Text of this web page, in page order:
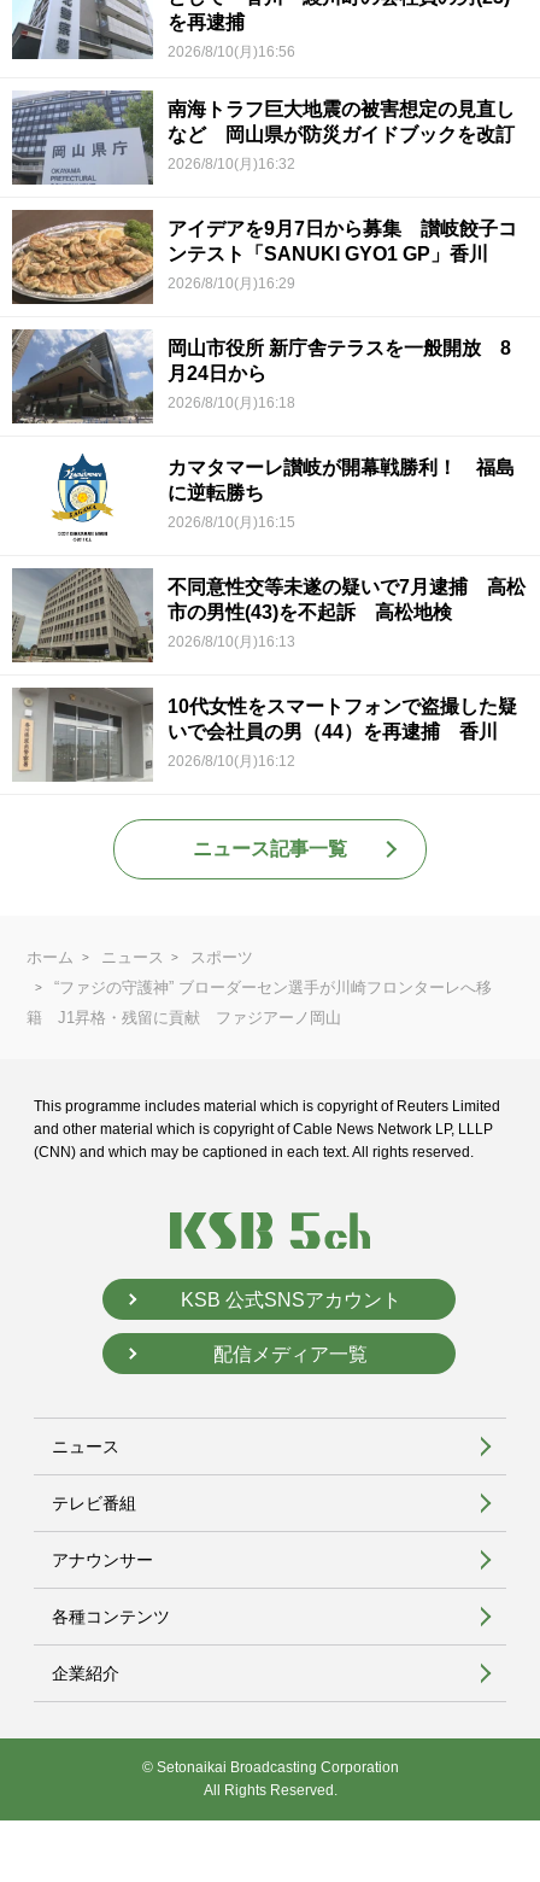
を再逮捕
2026/8/10(月)16:56
南海トラフ巨大地震の被害想定の見直し
など 岡山県が防災ガイドブックを改訂
2026/8/10(月)16:32
アイデアを9月7日から募集 讃岐餃子コ
ンテスト「SANUKI GYO1 GP」香川
2026/8/10(月)16:29
岡山市役所 新庁舎テラスを一般開放 8
月24日から
2026/8/10(月)16:18
カマタマーレ讃岐が開幕戦勝利！ 福島
に逆転勝ち
2026/8/10(月)16:15
不同意性交等未遂の疑いで7月逮捕 高松
市の男性(43)を不起訴 高松地検
2026/8/10(月)16:13
10代女性をスマートフォンで盗撮した疑
いで会社員の男（44）を再逮捕 香川
2026/8/10(月)16:12
ニュース記事一覧
ホーム ニュース
スポーツ
“ファジの守護神” ブローダーセン選手が川崎フロンターレへ移
籍 J1昇格・残留に貢献 ファジアーノ岡山
This programme includes material which is copyright of Reuters Limited
and other material which is copyright of Cable News Network LP, LLLP
(CNN) and which may be captioned in each text. All rights reserved.
KSB 公式SNSアカウント
配信メディア一覧
ニュース
テレビ番組
アナウンサー
各種コンテンツ
企業紹介
© Setonaikai Broadcasting Corporation
All Rights Reserved.